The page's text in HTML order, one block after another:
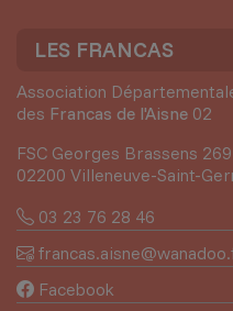
LES FRANCAS
Association
des Francas de l'Aisne 02
FSC Georges Brassens
02200 Villeneuve-Saint-
03 23 76 28 46
Facebook